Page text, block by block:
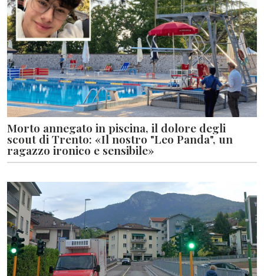
Morto annegato in piscina, il dolore degli
scout di Trento: «Il nostro "Leo Panda", un
ragazzo ironico e sensibile»